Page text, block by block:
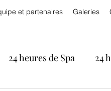
et partenaires Galeries
24 heures de Spa 24